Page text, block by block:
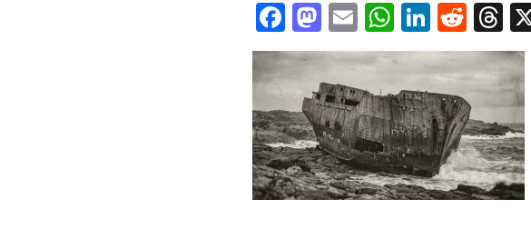
F
a
c
e
b
o
o
M
a
st
o
d
o
n
E
m
ail
W
h
s
A
p
p
Li
n
k
e
dI
n
R
e
d
di
t
T
hr
e
a
d
s